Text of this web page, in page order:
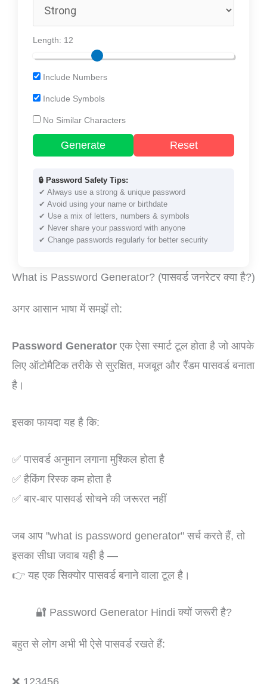
Length: 12
Include Numbers
Include Symbols
No Similar Characters
Generate Reset
🔒 Password Safety Tips:
✔ Always use a strong & unique password
✔ Avoid using your name or birthdate
✔ Use a mix of letters, numbers & symbols
✔ Never share your password with anyone
✔ Change passwords regularly for better security
What is Password Generator? (पासवर्ड जनरेटर क्या है?)
अगर आसान भाषा में समझें तो:
Password Generatorएक ऐसा स्मार्ट टूल होता है जो आपके
लिए ऑटोमैटिक तरीके से सुरक्षित, मजबूत और रैंडम पासवर्ड बनाता
है।
इसका फायदा यह है कि:
✅ पासवर्ड अनुमान लगाना मुश्किल होता है
✅ हैकिंग रिस्क कम होता है
✅ बार-बार पासवर्ड सोचने की जरूरत नहीं
जब आप "what is password generator" सर्च करते हैं, तो
इसका सीधा जवाब यही है —
👉 यह एक सिक्योर पासवर्ड बनाने वाला टूल है।
🔐 Password Generator Hindi क्यों जरूरी है?
बहुत से लोग अभी भी ऐसे पासवर्ड रखते हैं:
❌ 123456